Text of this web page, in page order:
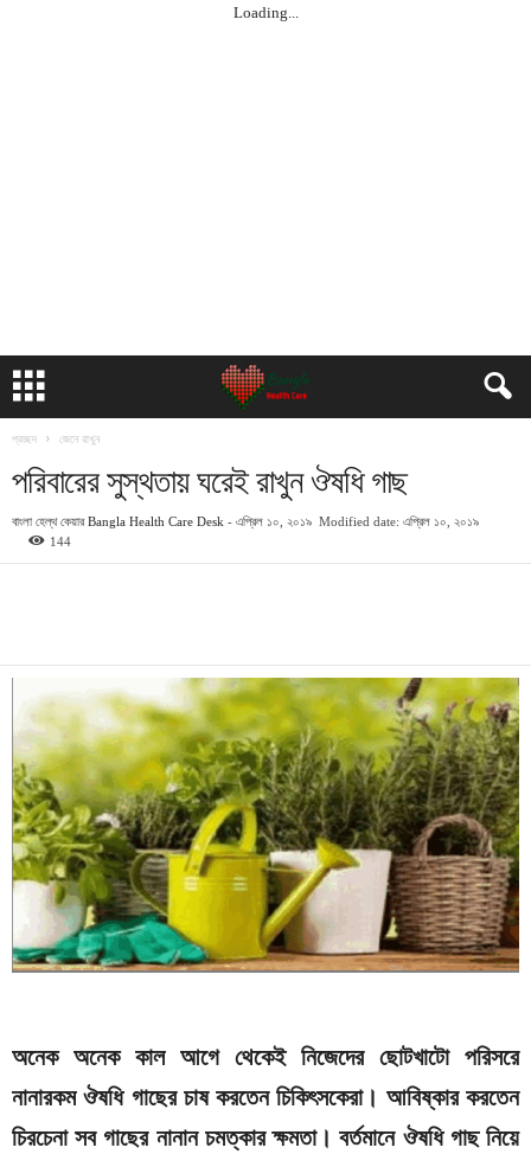
Loading...
প্রচ্ছদ জেনে রাখুন
পরিবারের সুস্থতায় ঘরেই রাখুন ঔষধি গাছ
বাংলা হেল্‌থ কেয়ারBangla Health Care Desk - এপ্রিল ১০, ২০১৯ Modified date: এপ্রিল ১০, ২০১৯
144
অনেক অনেক কাল আগে থেকেই নিজেদের ছোটখাটো পরিসরে
নানারকম ঔষধি গাছের চাষ করতেন চিকিৎসকেরা। আবিষ্কার করতেন
চিরচেনা সব গাছের নানান চমত্কার ক্ষমতা। বর্তমানে ঔষধি গাছ নিয়ে